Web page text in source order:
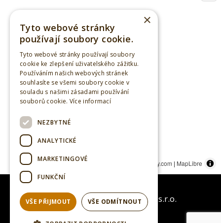
© Mapy.com | MapLibre
© 2014 - 2026 Country Steak s.r.o.
×
Tyto webové stránky
používají soubory cookie.
Tyto webové stránky používají soubory
cookie ke zlepšení uživatelského zážitku.
Používáním našich webových stránek
souhlasíte se všemi soubory cookie v
souladu s našimi zásadami používání
souborů cookie. Více informací
NEZBYTNÉ
ANALYTICKÉ
MARKETINGOVÉ
FUNKČNÍ
VŠE PŘIJMOUT VŠE ODMÍTNOUT